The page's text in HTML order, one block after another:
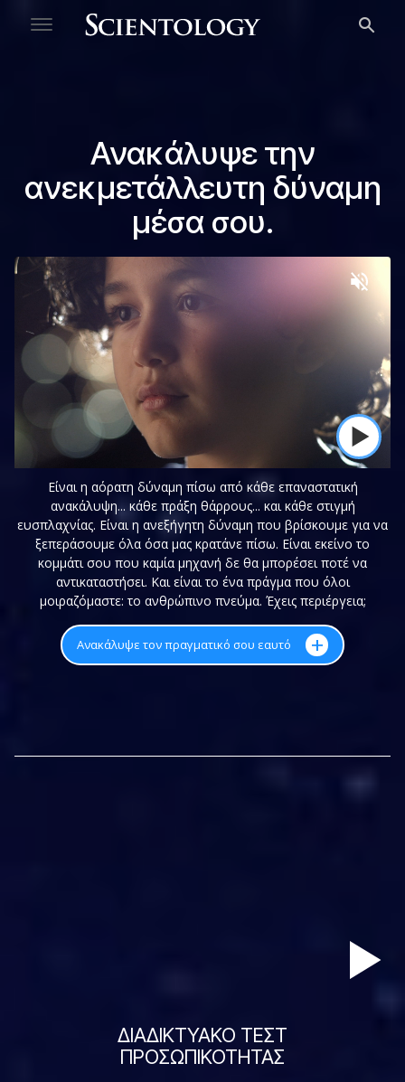
Ανακάλυψε την
ανεκμετάλλευτη δύναμη
μέσα σου.
Είναι η αόρατη δύναμη πίσω από κάθε επαναστατική
ανακάλυψη... κάθε πράξη θάρρους... και κάθε στιγμή
ευσπλαχνίας. Είναι η ανεξήγητη δύναμη που βρίσκουμε για να
ξεπεράσουμε όλα όσα μας κρατάνε πίσω. Είναι εκείνο το
κομμάτι σου που καμία μηχανή δε θα μπορέσει ποτέ να
αντικαταστήσει. Και είναι το ένα πράγμα που όλοι
μοιραζόμαστε: το ανθρώπινο πνεύμα. Έχεις περιέργεια;
Ανακάλυψε τον πραγματικό σου εαυτό +
ΔΙΑΔΙΚΤΥΑΚΟ ΤΕΣΤ
ΠΡΟΣΩΠΙΚΟΤΗΤΑΣ